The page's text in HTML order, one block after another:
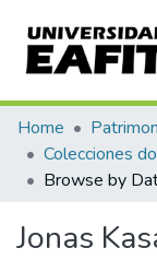
Communities &
All of DSpace
Home
Browse by
Jonas